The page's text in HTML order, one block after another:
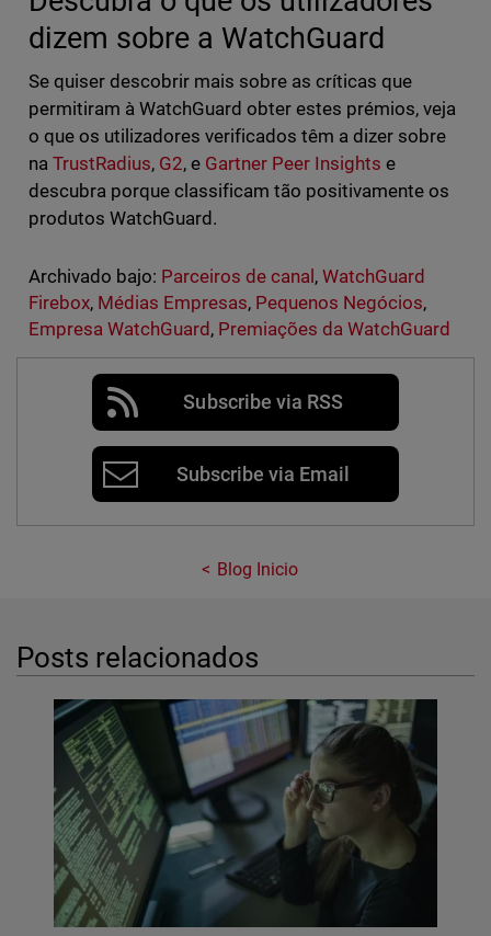
dizem sobre a WatchGuard
Se quiser descobrir mais sobre as críticas que
permitiram à WatchGuard obter estes prémios, veja
o que os utilizadores verificados têm a dizer sobre
na TrustRadius, G2, e Gartner Peer Insights e
descubra porque classificam tão positivamente os
produtos WatchGuard.
Archivado bajo: Parceiros de canal ,WatchGuard
Firebox, Médias Empresas, Pequenos Negócios,
Empresa WatchGuard , Premiações da WatchGuard
Subscribe via RSS
Subscribe via Email
Blog Inicio
Posts relacionados